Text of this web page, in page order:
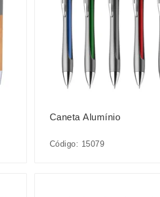
Caneta Alumínio
Código: 15079